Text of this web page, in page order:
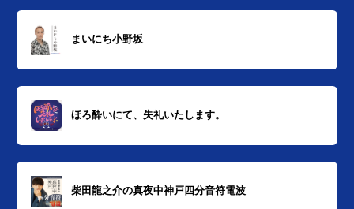
まいにち小野坂
ほろ酔いにて、失礼いたします。
柴田龍之介の真夜中神戸四分音符電波